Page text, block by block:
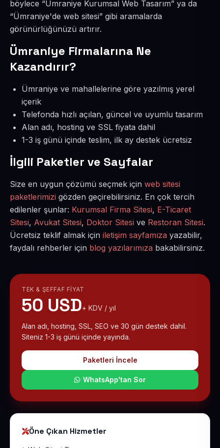
böylece “Ümraniye Kurumsal Web Tasarım” ya da
“Ümraniye'de web sitesi” gibi aramalarda
görünürlüğünüzü artırır.
Ümraniye Firmalarına Ne
Kazandırır?
Ümraniye ve mahallelerine göre yazılmış yerel
içerik
Telefonda hızlı açılan, güncel ve uyumlu tasarım
Alan adı, hosting ve SSL fiyata dahil
1-3 iş günü içinde teslim, ilk ay destek ücretsiz
İlgili Paketler ve Sayfalar
Size en uygun çözümü seçmek için web sitesi
paketlerimizi gözden geçirebilirsiniz. En çok tercih
edilenler şunlar: Kurumsal Firma Sitesi, E-Ticaret
Sitesi, Avukat Sitesi, Doktor Sitesi ve Restoran Sitesi.
Ücretsiz teklif almak için iletişim sayfamıza yazabilir,
faydalı rehberler için blog yazılarımıza bakabilirsiniz.
TEK & ŞEFFAF FIYAT
50 USD+ KDV / yıl
Alan adı, hosting, SSL, SEO ve 30 gün destek dahil.
Siteniz 1-3 iş günü içinde yayında.
Paketleri İncele
WhatsApp'tan Sor
Öne Çıkan Hizmetler